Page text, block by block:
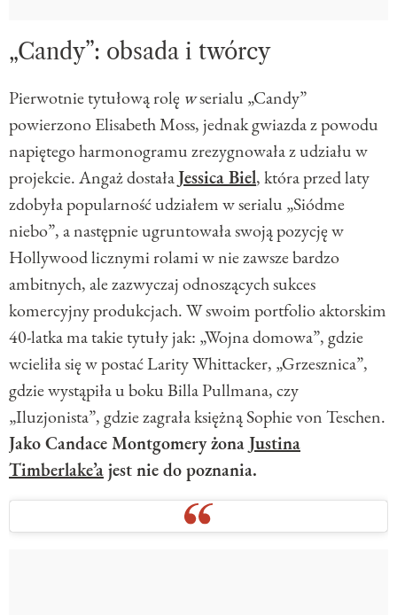
„Candy”: obsada i twórcy
Pierwotnie tytułową rolę wserialu „Candy”
powierzono Elisabeth Moss, jednak gwiazda z powodu
napiętego harmonogramu zrezygnowała z udziału w
projekcie. Angaż dostałaJessica Biel, która przed laty
zdobyła popularność udziałem w serialu „Siódme
niebo”, a następnie ugruntowała swoją pozycję w
Hollywood licznymi rolami w nie zawsze bardzo
ambitnych, ale zazwyczaj odnoszących sukces
komercyjny produkcjach. W swoim portfolio aktorskim
40-latka ma takie tytuły jak: „Wojna domowa”, gdzie
wcieliła się w postać Larity Whittacker, „Grzesznica”,
gdzie wystąpiła u boku Billa Pullmana, czy
„Iluzjonista”, gdzie zagrała księżną Sophie von Teschen.
Jako Candace Montgomery żonaJustina
Timberlake’ajest nie do poznania.